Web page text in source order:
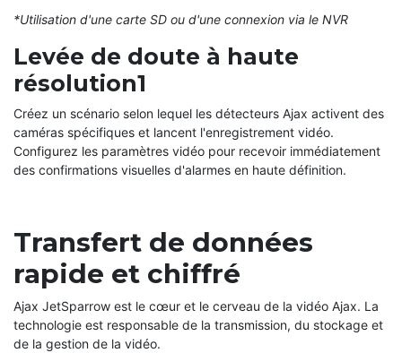
*Utilisation d'une carte SD ou d'une connexion via le NVR
Levée de doute à haute
résolution1
Créez un scénario selon lequel les détecteurs Ajax activent des
caméras spécifiques et lancent l'enregistrement vidéo.
Configurez les paramètres vidéo pour recevoir immédiatement
des confirmations visuelles d'alarmes en haute définition.
Transfert de données
rapide et chiffré
Ajax JetSparrow est le cœur et le cerveau de la vidéo Ajax. La
technologie est responsable de la transmission, du stockage et
de la gestion de la vidéo.